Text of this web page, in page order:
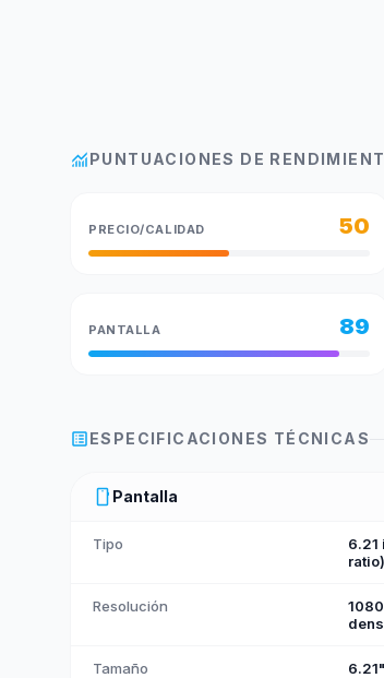
monitoringPUNTUACIONES DE
PRECIO/CALIDAD 50
PANTALLA 89
list_altESPECIFICACIONES TÉCNICAS
smartphone Pantalla
Tipo
6.21
ratio)
Resolución
Tamaño 6.21"